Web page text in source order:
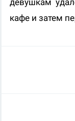
кафе и затем